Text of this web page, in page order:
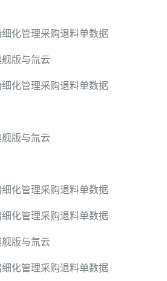
化管理采购退料单数据
版与氚云
化管理采购退料单数据
版与氚云
化管理采购退料单数据
化管理采购退料单数据
版与氚云
化管理采购退料单数据